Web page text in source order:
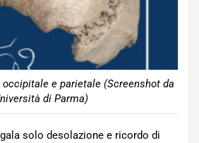
e parietale (Screenshot da
di Parma)
solo desolazione e ricordo di